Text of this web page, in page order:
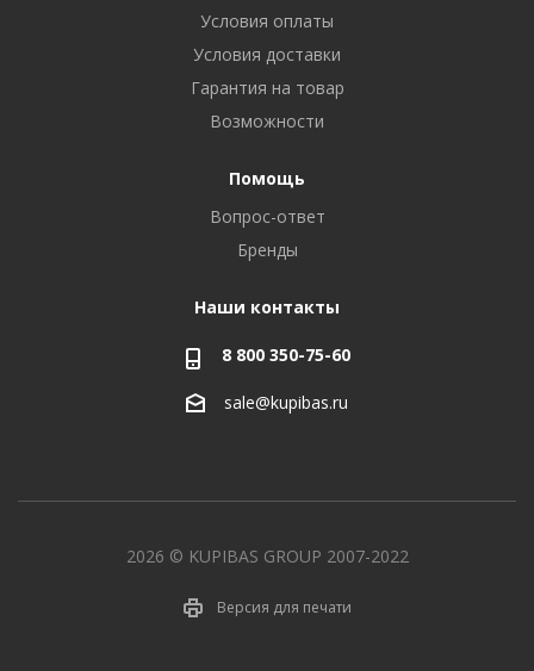
Условия оплаты
Условия доставки
Гарантия на товар
Возможности
Помощь
Вопрос-ответ
Бренды
Наши контакты
8 800 350-75-60
sale@kupibas.ru
2026 © KUPIBAS GROUP 2007-2022
Версия для печати